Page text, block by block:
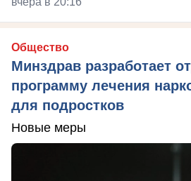
Общество
Минздрав разработает
программу лечения
для подростков
Новые меры